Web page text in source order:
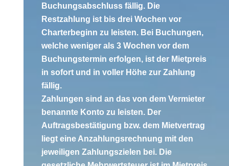
Buchungsabschluss fällig. Die
Restzahlung ist bis drei Wochen vor
Charterbeginn zu leisten. Bei Buchungen,
welche weniger als 3 Wochen vor dem
Buchungstermin erfolgen, ist der Mietpreis
in sofort und in voller Höhe zur Zahlung
fällig.
Zahlungen sind an das von dem Vermieter
benannte Konto zu leisten. Der
Auftragsbestätigung bzw. dem Mietvertrag
liegt eine Anzahlungsrechnung mit den
jeweiligen Zahlungszielen bei. Die